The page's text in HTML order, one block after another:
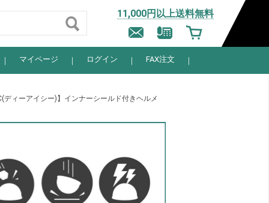
11,000円以上送料無料
マイページ ログイン FAX注文
ディーアイシー)】インナーシールド付きヘルメ